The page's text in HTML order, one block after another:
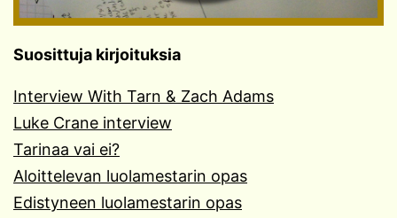
Suosittuja kirjoituksia
Interview With Tarn & Zach Adams
Luke Crane interview
Tarinaa vai ei?
Aloittelevan luolamestarin opas
Edistyneen luolamestarin opas